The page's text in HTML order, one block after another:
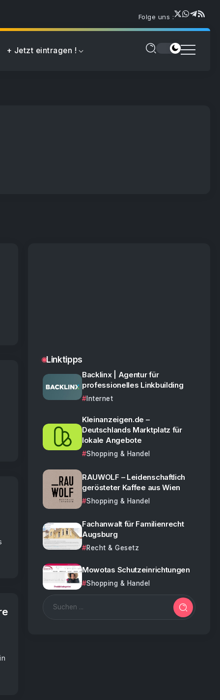
Folge uns :
+ Jetzt eintragen !
Linktipps
Backlinx | Agentur für
professionelles Linkbuilding
Internet
Kleinanzeigen.de –
Deutschlands Marktplatz für
lokale Angebote
Shopping & Handel
RAUWOLF – Leidenschaftlich
gerösteter Kaffee aus Wien
Shopping & Handel
Fachanwalt für Familienrecht
Augsburg
Recht & Gesetz
Mowotas Schutzeinrichtungen
Shopping & Handel